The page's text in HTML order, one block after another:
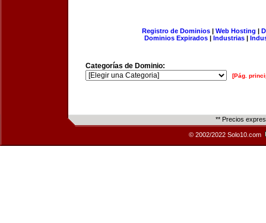
Registro de Dominios| Web Hosting |
Dominios Expirados | Industrias |
Categorías de Dominio:
[Pág.
** Precios
© 2002/2022 Solo10.com